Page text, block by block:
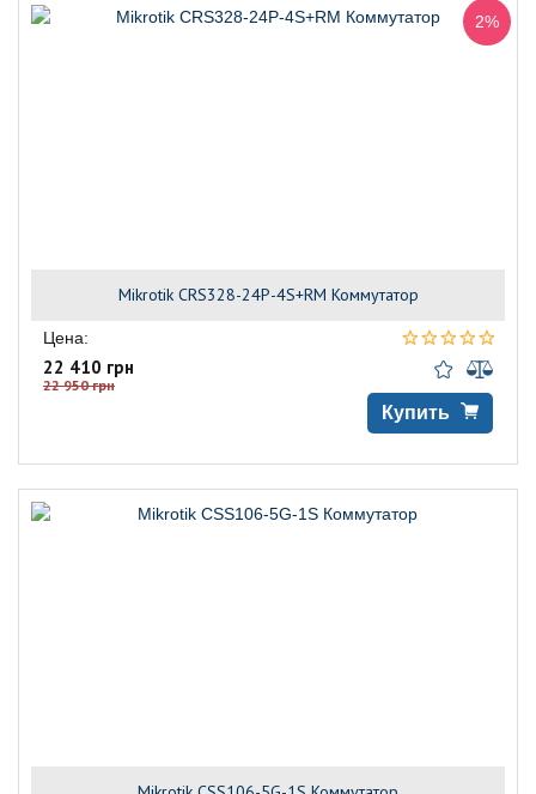
2%
Mikrotik CRS328-24P-4S+RM Коммутатор
Цена:
22 410 грн
22 950 грн
Купить